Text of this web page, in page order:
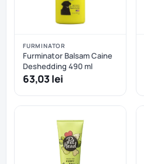
FURMINATOR
Furminator Balsam Caine
Deshedding 490 ml
63,03 lei